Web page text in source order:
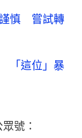
慎 嘗試轉
「這位」暴
號：